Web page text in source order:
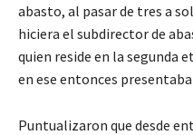
abasto, al pasar de tres a
hiciera el subdirector de
quien reside en la segunda
en ese entonces
Puntualizaron que desde